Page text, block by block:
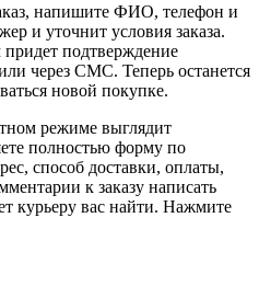
напишите ФИО, телефон и
и уточнит условия заказа.
придет подтверждение
через СМС. Теперь останется
новой покупке.
режиме выглядит
полностью форму по
способ доставки, оплаты,
к заказу написать
курьеру вас найти. Нажмите